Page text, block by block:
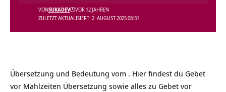
ZULETZT AKTUALISIERT: 2. AUGUST 2025 08:31
VONSUKADEV VOR 12 JAHREN
Übersetzung und Bedeutung vom . Hier findest du Gebet
vor Mahlzeiten Übersetzung sowie alles zu Gebet vor